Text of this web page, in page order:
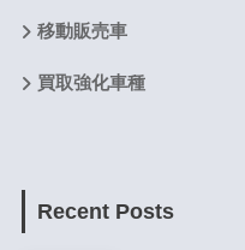
移動販売車
買取強化車種
Recent Posts